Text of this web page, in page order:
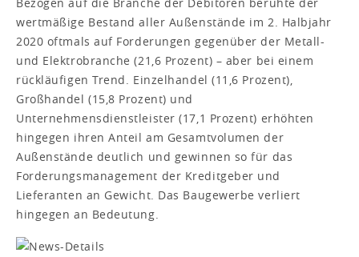
Bezogen auf die Branche der Debitoren beruhte der
wertmäßige Bestand aller Außenstände im 2. Halbjahr
2020 oftmals auf Forderungen gegenüber der Metall-
und Elektrobranche (21,6 Prozent) – aber bei einem
rückläufigen Trend. Einzelhandel (11,6 Prozent),
Großhandel (15,8 Prozent) und
Unternehmensdienstleister (17,1 Prozent) erhöhten
hingegen ihren Anteil am Gesamtvolumen der
Außenstände deutlich und gewinnen so für das
Forderungsmanagement der Kreditgeber und
Lieferanten an Gewicht. Das Baugewerbe verliert
hingegen an Bedeutung.